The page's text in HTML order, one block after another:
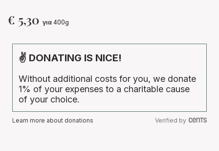
€ 5,30 για 400g
✌ DONATING IS NICE!
Without additional costs for you, we donate
1% of your expenses to a charitable cause
of your choice.
Learn more about donations Verified by